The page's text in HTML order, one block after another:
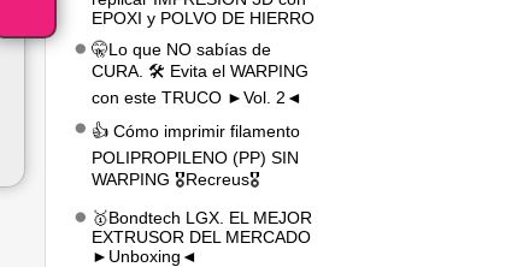
EPOXI y POLVO DE HIERRO
🤫Lo que NO sabías de
CURA. 🛠️ Evita el WARPING
con este TRUCO ►Vol. 2◄
👍 Cómo imprimir filamento
POLIPROPILENO (PP) SIN
WARPING 🎖️Recreus🎖️
🥇Bondtech LGX. EL MEJOR
EXTRUSOR DEL MERCADO
►Unboxing◄